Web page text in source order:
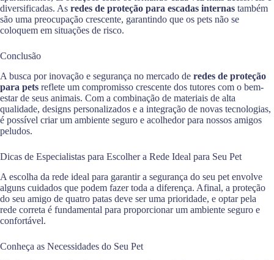
diversificadas. As redes de proteção para escadas internas também
são uma preocupação crescente, garantindo que os pets não se
coloquem em situações de risco.
Conclusão
A busca por inovação e segurança no mercado de redes de proteção
para pets reflete um compromisso crescente dos tutores com o bem-
estar de seus animais. Com a combinação de materiais de alta
qualidade, designs personalizados e a integração de novas tecnologias,
é possível criar um ambiente seguro e acolhedor para nossos amigos
peludos.
Dicas de Especialistas para Escolher a Rede Ideal para Seu Pet
A escolha da rede ideal para garantir a segurança do seu pet envolve
alguns cuidados que podem fazer toda a diferença. Afinal, a proteção
do seu amigo de quatro patas deve ser uma prioridade, e optar pela
rede correta é fundamental para proporcionar um ambiente seguro e
confortável.
Conheça as Necessidades do Seu Pet